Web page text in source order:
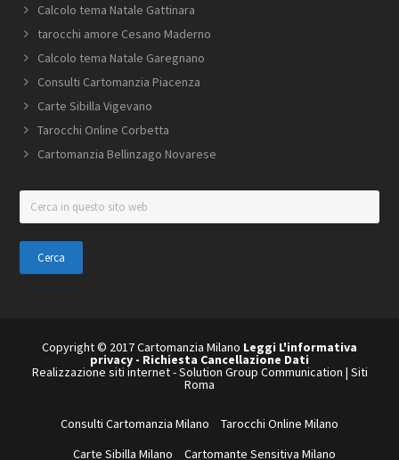
Calcolo tema Natale Gattinara
tarocchi amore Cesano Maderno
Calcolo tema Natale Garegnano
Consulti Cartomanzia Piacenza
Carte Sibilla Vigevano
Tarocchi Online Corbetta
Cartomanzia Bellinzago Novarese
Cerca
in
questo
sito
web
Copyright © 2017 Cartomanzia Milano Leggi L'informativa
privacy - Richiesta Cancellazione Dati
Realizzazione siti internet-Solution Group Communication | Siti
Roma
Consulti Cartomanzia Milano
Tarocchi Online Milano
Carte Sibilla Milano
Cartomante Sensitiva Milano